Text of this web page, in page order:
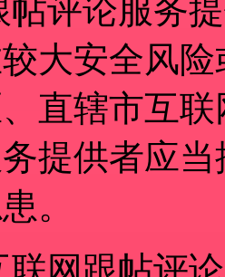
帖评论服务
大安全风
直辖市互
提供者应
。
联网跟帖评